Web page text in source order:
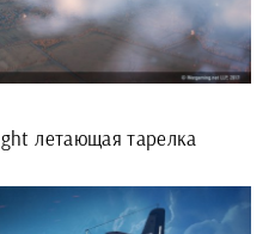
летающая тарелка